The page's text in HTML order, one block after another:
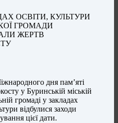
ОСВІТИ, КУЛЬТУРИ
ГРОМАДИ
ЖЕРТВ
дня пам’яті
у Буринській міській
громаді у закладах
відбулися заходи
цієї дати.